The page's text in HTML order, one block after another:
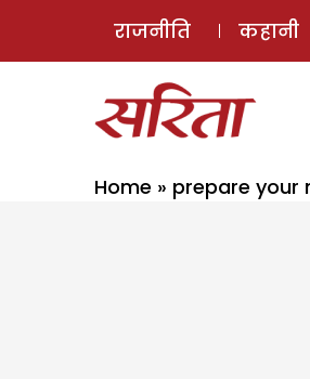
राजनीति कहानी
Home » prepare your